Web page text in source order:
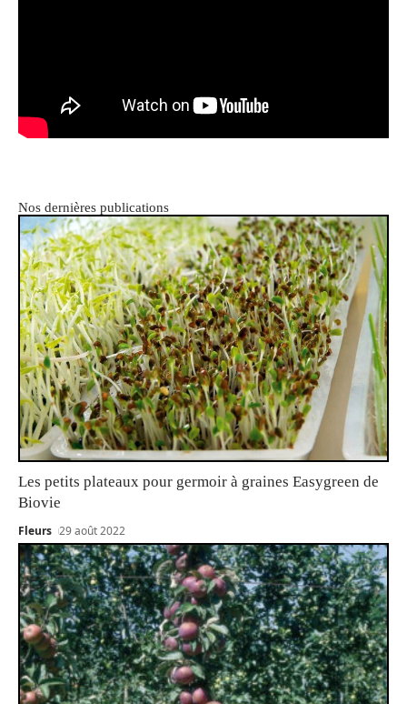
Nos dernières publications
Les petits plateaux pour germoir à graines Easygreen de
Biovie
Fleurs 29 août 2022